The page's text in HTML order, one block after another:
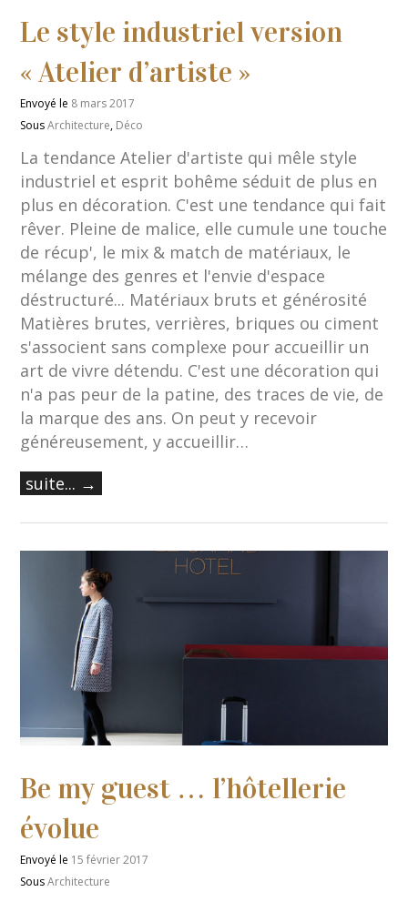
Le style industriel version
« Atelier d’artiste »
Envoyé le 8 mars 2017
SousArchitecture, Déco
La tendance Atelier d'artiste qui mêle style
industriel et esprit bohême séduit de plus en
plus en décoration. C'est une tendance qui fait
rêver. Pleine de malice, elle cumule une touche
de récup', le mix & match de matériaux, le
mélange des genres et l'envie d'espace
déstructuré... Matériaux bruts et générosité
Matières brutes, verrières, briques ou ciment
s'associent sans complexe pour accueillir un
art de vivre détendu. C'est une décoration qui
n'a pas peur de la patine, des traces de vie, de
la marque des ans. On peut y recevoir
généreusement, y accueillir…
suite... →
Be my guest … l’hôtellerie
évolue
Envoyé le 15 février 2017
SousArchitecture